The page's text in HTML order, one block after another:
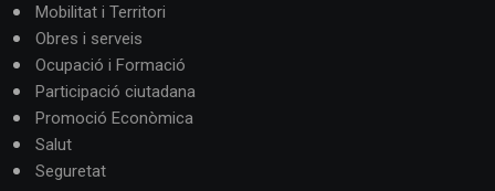
Mobilitat i Territori
Obres i serveis
Ocupació i Formació
Participació ciutadana
Promoció Econòmica
Salut
Seguretat